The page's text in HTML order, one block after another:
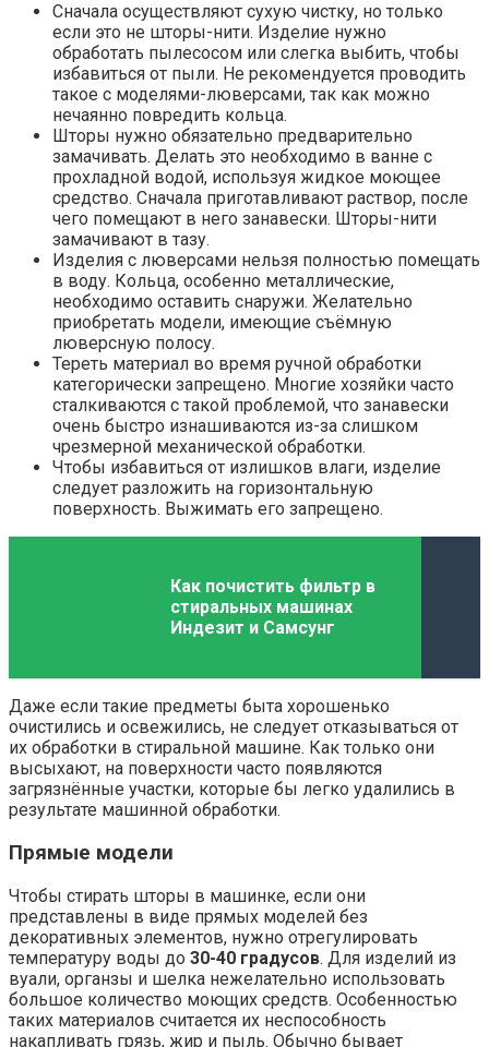
Сначала осуществляют сухую чистку, но только
если это не шторы-нити. Изделие нужно
обработать пылесосом или слегка выбить, чтобы
избавиться от пыли. Не рекомендуется проводить
такое с моделями-люверсами, так как можно
нечаянно повредить кольца.
Шторы нужно обязательно предварительно
замачивать. Делать это необходимо в ванне с
прохладной водой, используя жидкое моющее
средство. Сначала приготавливают раствор, после
чего помещают в него занавески. Шторы-нити
замачивают в тазу.
Изделия с люверсами нельзя полностью помещать
в воду. Кольца, особенно металлические,
необходимо оставить снаружи. Желательно
приобретать модели, имеющие съёмную
люверсную полосу.
Тереть материал во время ручной обработки
категорически запрещено. Многие хозяйки часто
сталкиваются с такой проблемой, что занавески
очень быстро изнашиваются из-за слишком
чрезмерной механической обработки.
Чтобы избавиться от излишков влаги, изделие
следует разложить на горизонтальную
поверхность. Выжимать его запрещено.
Как почистить фильтр в
стиральных машинах
Индезит и Самсунг
Даже если такие предметы быта хорошенько
очистились и освежились, не следует отказываться от
их обработки в стиральной машине. Как только они
высыхают, на поверхности часто появляются
загрязнённые участки, которые бы легко удалились в
результате машинной обработки.
Прямые модели
Чтобы стирать шторы в машинке, если они
представлены в виде прямых моделей без
декоративных элементов, нужно отрегулировать
температуру воды до 30-40 градусов. Для изделий из
вуали, органзы и шелка нежелательно использовать
большое количество моющих средств. Особенностью
таких материалов считается их неспособность
накапливать грязь, жир и пыль. Обычно бывает